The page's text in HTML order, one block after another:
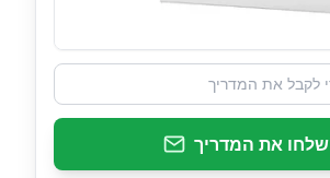
שלחו את המדריך